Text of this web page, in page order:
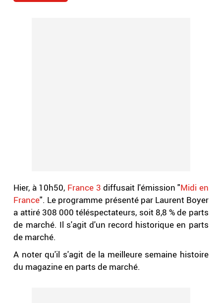
Hier, à 10h50, France 3diffusait l'émission "Midi en
France". Le programme présenté par Laurent Boyer
a attiré 308 000 téléspectateurs, soit 8,8 % de parts
de marché. Il s'agit d'un record historique en parts
de marché.
A noter qu'il s'agit de la meilleure semaine histoire
du magazine en parts de marché.